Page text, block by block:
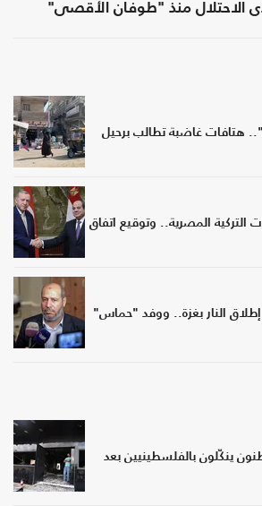
الاحتلال منذ "طوفان الأقصى"
هتافات غاضبة تطالب برحيل
المصرية.. وتوقيع اتفاق
النار بغزة.. ووفد "حماس"
ينكّلون بالفلسطينيين بعد